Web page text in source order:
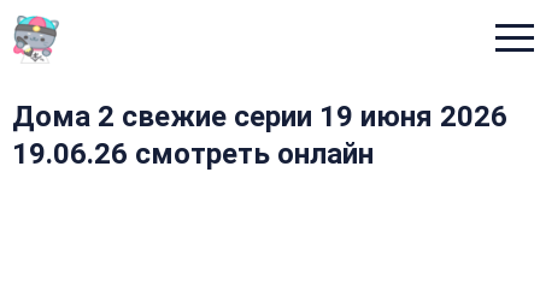
Дома 2 свежие серии 19 июня 2026
19.06.26 смотреть онлайн